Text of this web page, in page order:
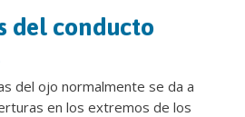
del conducto
del ojo normalmente se da a
en los extremos de los